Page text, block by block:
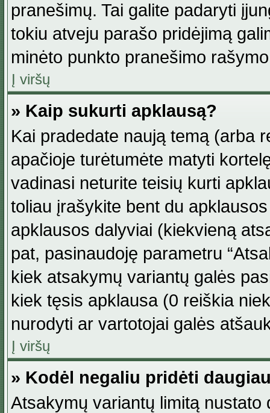
pranešimų. Tai galite padaryti
tokiu atveju parašo pridėjimą
minėto punkto pranešimo
Į viršų
» Kaip sukurti apklausą?
Kai pradedate naują temą (arba
apačioje turėtumėte matyti
vadinasi neturite teisių kurti
toliau įrašykite bent du
apklausos dalyviai (kiekvieną
pat, pasinaudoję parametru
kiek atsakymų variantų galės
kiek tęsis apklausa (0 reiškia
nurodyti ar vartotojai galės
Į viršų
» Kodėl negaliu pridėti
Atsakymų variantų limitą